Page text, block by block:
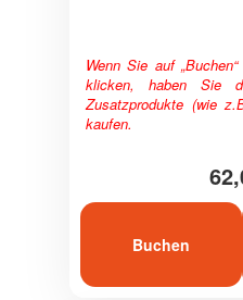
Wenn Sie auf
klicken, haben Sie
Zusatzprodukte (wie
kaufen.
Buchen